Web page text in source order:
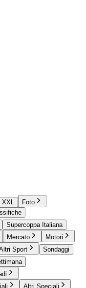
XXL
Foto
Supercoppa Italiana
Mercato
Motori
Sport
Sondaggi
Altri Speciali